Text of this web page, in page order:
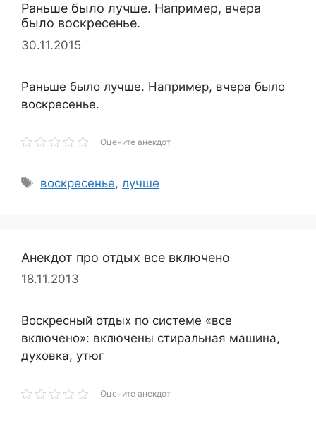
Раньше было лучше. Например, вчера
было воскресенье.
30.11.2015
Раньше было лучше. Например, вчера было
воскресенье.
Оцените анекдот
Метки
воскресенье,лучше
Анекдот про отдых все включено
18.11.2013
Воскресный отдых по системе «все
включено»: включены стиральная машина,
духовка, утюг
Оцените анекдот